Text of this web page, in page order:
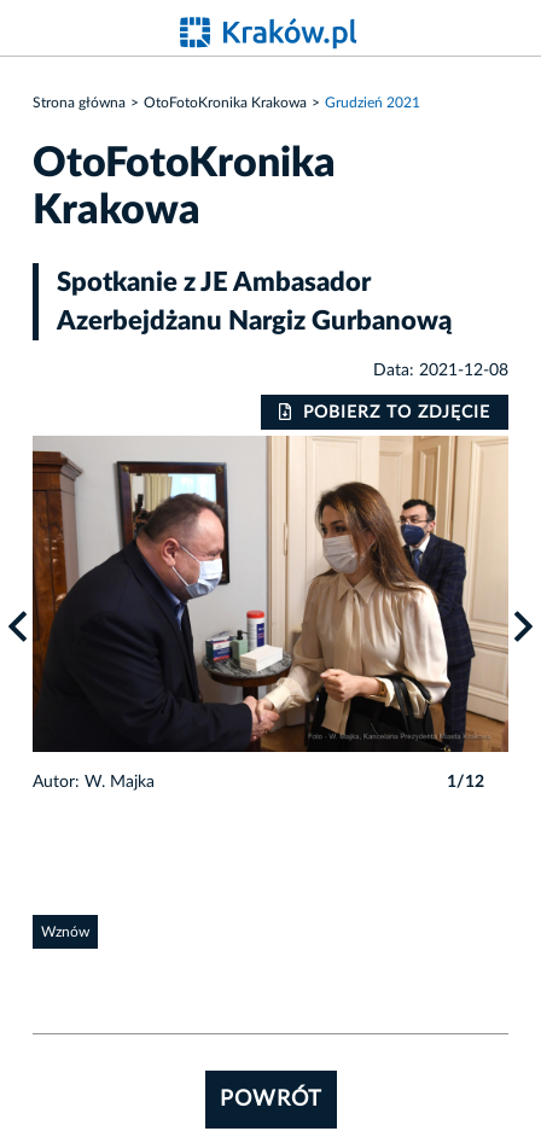
Strona główna OtoFotoKronika Krakowa Grudzień 2021
OtoFotoKronika
Krakowa
Spotkanie z JE Ambasador
Azerbejdżanu Nargiz Gurbanową
Data: 2021-12-08
POBIERZ TO ZDJĘCIE
Autor: W. Majka 1/12
Wznów
POWRÓT